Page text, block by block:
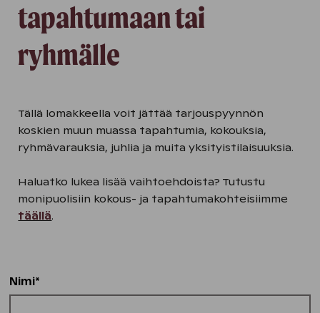
tapahtumaan tai
ryhmälle
Tällä lomakkeella voit jättää tarjouspyynnön
koskien muun muassa tapahtumia, kokouksia,
ryhmävarauksia, juhlia ja muita yksityistilaisuuksia.
Haluatko lukea lisää vaihtoehdoista? Tutustu
monipuolisiin kokous- ja tapahtumakohteisiimme
täällä.
Nimi*